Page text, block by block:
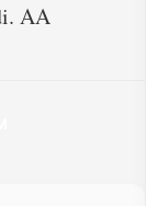
AA